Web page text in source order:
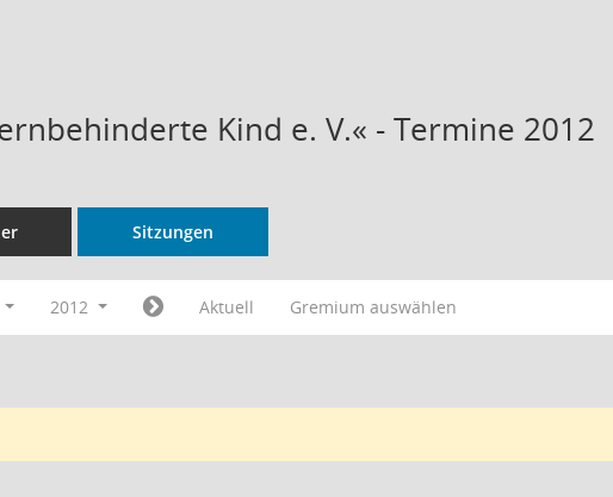
Kind e. V.« - Termine 2012
Sitzungen
2012 Aktuell Gremium auswählen